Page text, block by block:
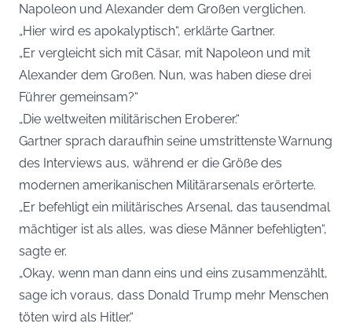
Napoleon und Alexander dem Großen verglichen.
„Hier wird es apokalyptisch“, erklärte Gartner.
„Er vergleicht sich mit Cäsar, mit Napoleon und mit
Alexander dem Großen. Nun, was haben diese drei
Führer gemeinsam?“
„Die weltweiten militärischen Eroberer.“
Gartner sprach daraufhin seine umstrittenste Warnung
des Interviews aus, während er die Größe des
modernen amerikanischen Militärarsenals erörterte.
„Er befehligt ein militärisches Arsenal, das tausendmal
mächtiger ist als alles, was diese Männer befehligten“,
sagte er.
„Okay, wenn man dann eins und eins zusammenzählt,
sage ich voraus, dass Donald Trump mehr Menschen
töten wird als Hitler.“